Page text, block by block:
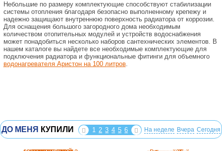
Небольшие по размеру комплектующие способствуют стабилизации
системы отопления благодаря безопасно выполненному крепежу и
надежно защищают внутреннюю поверхность радиатора от коррозии.
Для оснащения большого загородного дома необходимым
количеством отопительных модулей и устройств водоснабжения
может понадобиться несколько наборов сантехнических элементов. В
нашем каталоге вы найдете все необходимые комплектующие для
подключения радиатора и функциональные фитинги для объемного
водонагревателя Аристон на 100 литров.
ДО МЕНЯ КУПИЛИ 1 2 3 4 5 6 На неделе Вчера Сегодня